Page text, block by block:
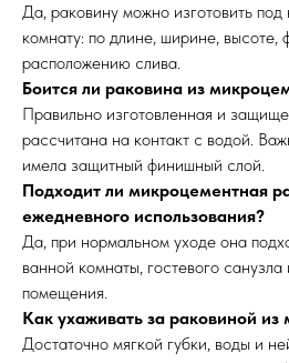
Да, раковину можно изготовить
комнату: по длине, ширине, высоте,
расположению слива.
Боится ли раковина из
Правильно изготовленная и
рассчитана на контакт с водой.
имела защитный финишный слой.
Подходит ли микроцементная
ежедневного использования?
Да, при нормальном уходе она
ванной комнаты, гостевого
помещения.
Как ухаживать за раковиной
Достаточно мягкой губки, воды и